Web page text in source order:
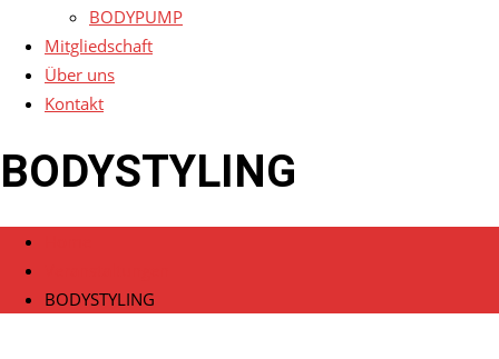
BODYPUMP
Mitgliedschaft
Über uns
Kontakt
BODYSTYLING
BODYSTYLING